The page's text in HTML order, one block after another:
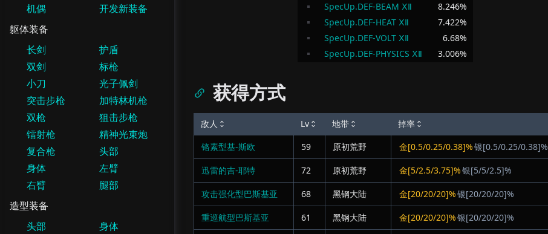
机偶
开发新装备
躯体装备
长剑
护盾
双剑
标枪
小刀
光子佩剑
突击步枪
加特林机枪
双枪
狙击步枪
镭射枪
精神光束炮
复合枪
头部
身体
左臂
右臂
腿部
造型装备
头部
身体
SpecUp.DEF-BEAM ⅩⅡ
8.246%
SpecUp.DEF-HEAT ⅩⅡ
7.422%
SpecUp.DEF-VOLT ⅩⅡ
6.68%
SpecUp.DEF-PHYSICS ⅩⅡ
3.006%
获得方式
敌人 Lv 地带 掉率
铬素型基-斯欧
59 原初荒野 金[0.5/0.25/0.38]%银[0.5/0.25/0.38]%
迅雷的吉-耶特 72 原初荒野 金[5/2.5/3.75]%银[5/5/2.5]%
攻击强化型巴斯基亚 68 黑钢大陆 金[20/20/20]%银[20/20/20]%
重巡航型巴斯基亚 61 黑钢大陆 金[20/20/20]%银[20/20/20]%